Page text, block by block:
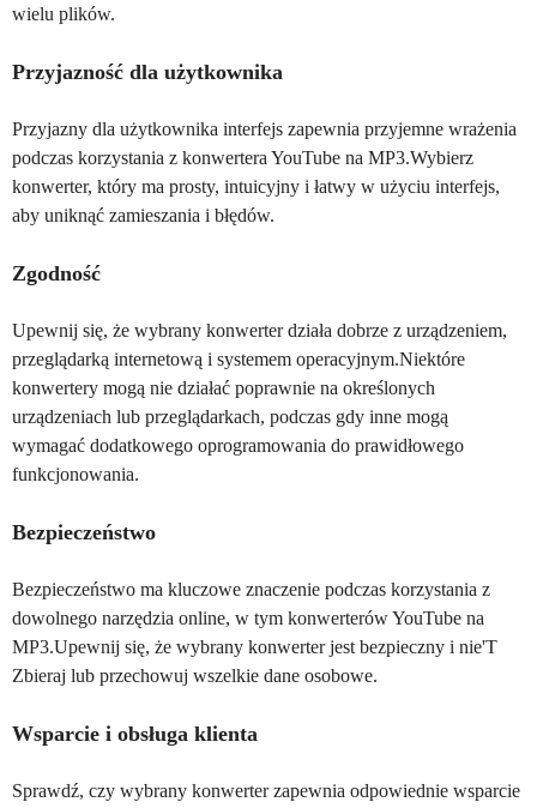
wielu plików.
Przyjazność dla użytkownika
Przyjazny dla użytkownika interfejs zapewnia przyjemne wrażenia
podczas korzystania z konwertera YouTube na MP3.Wybierz
konwerter, który ma prosty, intuicyjny i łatwy w użyciu interfejs,
aby uniknąć zamieszania i błędów.
Zgodność
Upewnij się, że wybrany konwerter działa dobrze z urządzeniem,
przeglądarką internetową i systemem operacyjnym.Niektóre
konwertery mogą nie działać poprawnie na określonych
urządzeniach lub przeglądarkach, podczas gdy inne mogą
wymagać dodatkowego oprogramowania do prawidłowego
funkcjonowania.
Bezpieczeństwo
Bezpieczeństwo ma kluczowe znaczenie podczas korzystania z
dowolnego narzędzia online, w tym konwerterów YouTube na
MP3.Upewnij się, że wybrany konwerter jest bezpieczny i nie'T
Zbieraj lub przechowuj wszelkie dane osobowe.
Wsparcie i obsługa klienta
Sprawdź, czy wybrany konwerter zapewnia odpowiednie wsparcie